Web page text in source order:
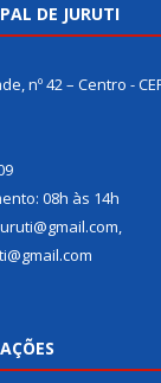
DE JURUTI
nº 42 – Centro -
08h às 14h